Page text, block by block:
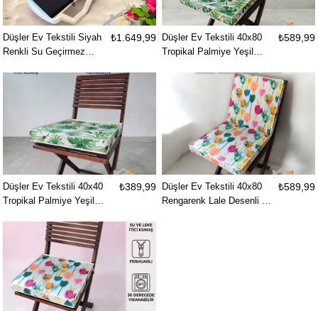
Düşler Ev Tekstili Siyah
Renkli Su Geçirmez
Bağcıklı Yıkanabilir Kılıf
Bahçe Havuz Plaj
₺1.649,99
Düşler Ev Tekstili 40x80
Tropikal Palmiye Yeşil
Su ve Leke İtici Duck
Kumaş Fermuarlı Bağcıklı
Biyeli Sandalye Minderi 5
₺589,99
Düşler Ev Tekstili 40x40
Tropikal Palmiye Yeşil
Su ve Leke İtici Duck
Kumaş Fermuarlı Bağcıklı
Biyeli Sandalye Minderi 5
₺389,99
Düşler Ev Tekstili 40x80
Rengarenk Lale Desenli Su
₺589,99